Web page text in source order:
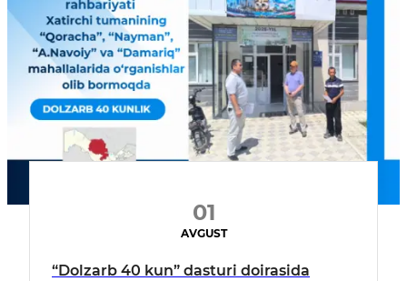
01
AVGUST
“Dolzarb 40 kun” dasturi doirasida